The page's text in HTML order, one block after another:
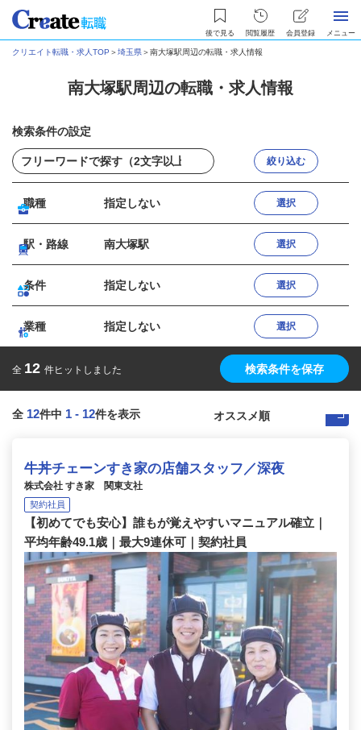
後で見る 閲覧履歴 会員登録 メニュー
クリエイト転職・求人TOP ＞埼玉県＞南大塚駅周辺の転職・求人情報
南大塚駅周辺の転職・求人情報
検索条件の設定
絞り込む
職種 指定しない 選択
駅・路線 南大塚駅 選択
条件 指定しない 選択
業種 指定しない 選択
全 12 件ヒットしました 検索条件を保存
全 12件中 1 - 12件を表示
牛丼チェーンすき家の店舗スタッフ／深夜
株式会社 すき家 関東支社
契約社員
【初めてでも安心】誰もが覚えやすいマニュアル確立｜
平均年齢49.1歳｜最大9連休可｜契約社員